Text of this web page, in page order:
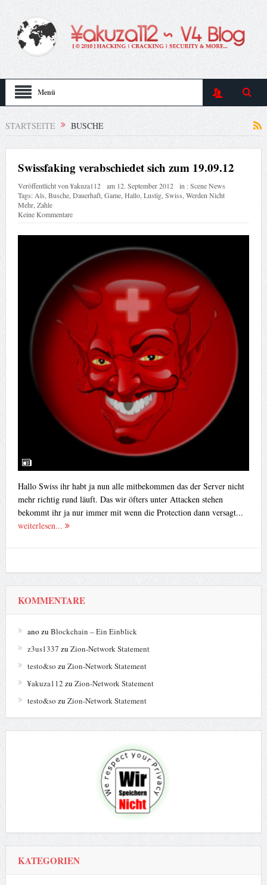
Menü
STARTSEITE BUSCHE
Swissfaking verabschiedet sich zum 19.09.12
Veröffentlicht von¥akuza112 am 12. September 2012 in :Scene News
Tags: Als Busche, Dauerhaft, Game, Hallo, Lustig, Swiss Werden Nicht
Mehr, Zahle
Keine Kommentare
Hallo Swiss ihr habt ja nun alle mitbekommen das der Server nicht
mehr richtig rund läuft. Das wir öfters unter Attacken stehen
bekommt ihr ja nur immer mit wenn die Protection dann versagt...
weiterlesen...
KOMMENTARE
ano zu Blockchain – Ein Einblick
z3us1337 zu Zion-Network Statement
testo&so zu Zion-Network Statement
¥akuza112 zu Zion-Network Statement
testo&so zu Zion-Network Statement
KATEGORIEN